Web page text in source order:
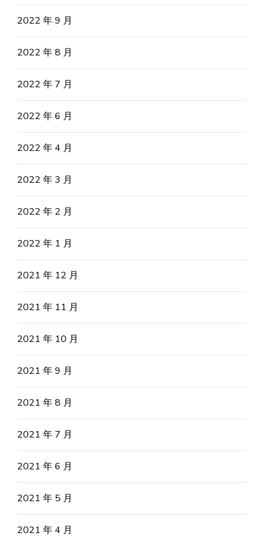
2022 年 9 月
2022 年 8 月
2022 年 7 月
2022 年 6 月
2022 年 4 月
2022 年 3 月
2022 年 2 月
2022 年 1 月
2021 年 12 月
2021 年 11 月
2021 年 10 月
2021 年 9 月
2021 年 8 月
2021 年 7 月
2021 年 6 月
2021 年 5 月
2021 年 4 月